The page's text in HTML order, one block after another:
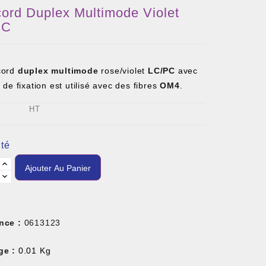
Duplex Multimode Violet
duplex multimode rose/violet LC/PC avec
de fixation est utilisé avec des fibresOM4
HT
Ajouter Au Panier
: 0613123
: 0.01 Kg